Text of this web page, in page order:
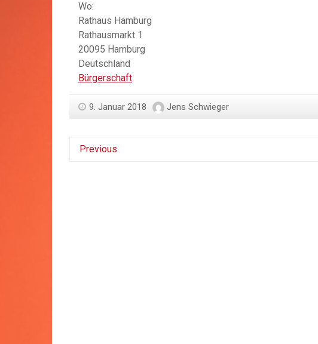
Wo:
Rathaus Hamburg
Rathausmarkt 1
20095 Hamburg
Deutschland
Bürgerschaft
9. Januar 2018 Jens Schwieger
Previous